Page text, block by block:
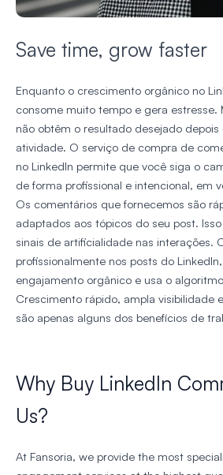
Save time, grow faster
Enquanto o crescimento orgânico no
consome muito tempo e gera estresse.
não obtêm o resultado desejado
atividade. O serviço de compra de
no LinkedIn permite que você siga o
de forma profissional e intencional, em
Os comentários que fornecemos são
adaptados aos tópicos do seu post.
sinais de artificialidade nas interações.
profissionalmente nos posts do
engajamento orgânico e usa o
Crescimento rápido, ampla visibilidade
são apenas alguns dos benefícios de
Why Buy LinkedIn
Us?
At Fansoria, we provide the most